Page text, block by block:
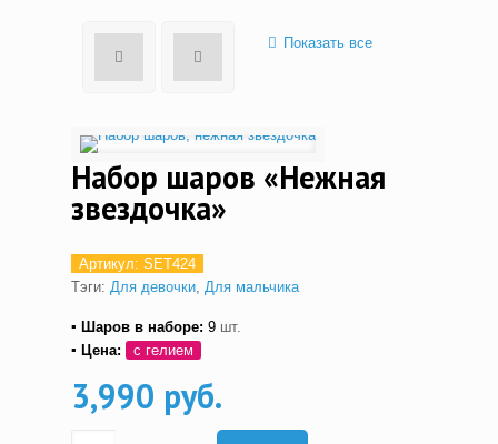
Показать все
Набор шаров «Нежная
звездочка»
Артикул: SET424
Тэги: Для девочки, Для мальчика
▪ Шаров в наборе: 9 шт.
▪ Цена:
с гелием
3,990 руб.